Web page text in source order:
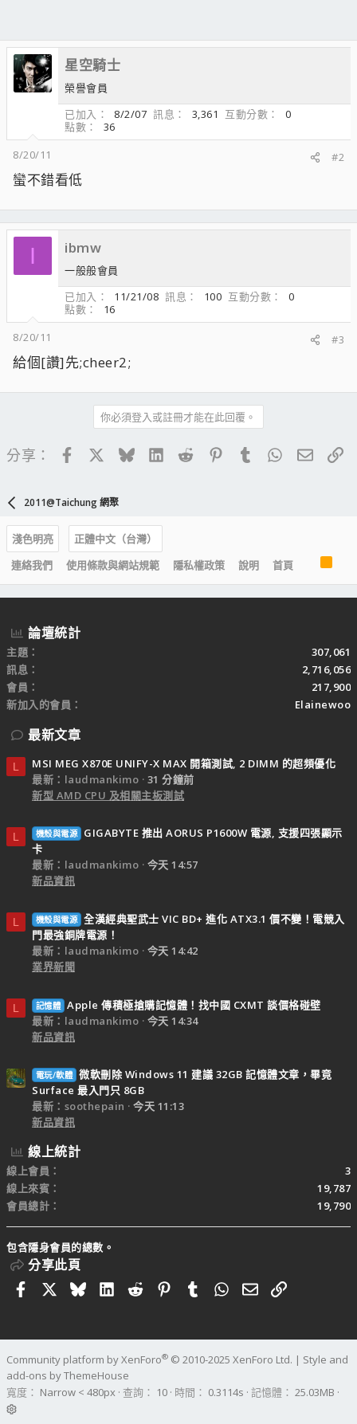
星空騎士
榮譽會員
已加入
8/2/07 訊息 3,361 互動分數
0
點數
36
8/20/11
#2
蠻不錯看低
I ibmw
一般般會員
已加入
11/21/08 訊息 100 互動分數
0
點數
16
8/20/11
#3
給個[讚]先;cheer2;
你必須登入或註冊才能在此回覆。
分享： FacebookBlueskyLinkedIn
Reddit PinterestTumblrWhatsApp
電子
2011@Taichung 網聚
淺色明亮
正體中文（台灣）
連絡我們
使用條款與網站規範 隱私權政策 說明 首頁
S
論壇統計
主題
307,061
訊息
2,716,056
會員
217,900
新加入的會員
Elainewoo
最新文章
L
MSI MEG X870E UNIFY-X MAX 開箱測試, 2 DIMM 的超頻優化
最新：laudmankimo
31 分鐘前
新型 AMD CPU 及相關主板測試
L 機殼與電源
GIGABYTE 推出 AORUS P1600W 電源, 支援四張顯示
卡
最新：laudmankimo
今天 14:57
新品資訊
L 機殼與電源 全漢經典聖武士 VIC BD+ 進化 ATX3.1 價不變！電競入
門最強銅牌電源！
最新：laudmankimo
今天 14:42
業界新聞
L 記憶體 Apple 傳積極搶購記憶體！找中國 CXMT 談價格碰壁
最新：laudmankimo
今天 14:34
新品資訊
電玩/軟體 微軟刪除 Windows 11 建議 32GB 記憶體文章，畢竟
Surface 最入門只 8GB
最新：soothepain
今天 11:13
新品資訊
線上統計
線上會員
3
線上來賓
19,787
會員總計
19,790
包含隱身會員的總數。
分享此頁
FacebookBlueskyLinkedIn
RedditPinterestTumblrWhatsApp
電子郵件
連結
Community platform by XenForo® © 2010-2025 XenForo Ltd. | Style and
add-ons by ThemeHouse
寬度
查詢 10 時間 0.3114s 記憶體 25.03MB